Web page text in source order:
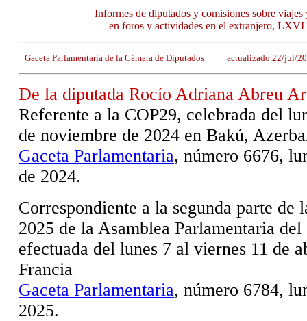
Informes de diputados y comisiones sobre
en foros y actividades en el extranjero, LXVI
Gaceta Parlamentaria de la Cámara de Diputados actualizado 22/jul/
De la diputada Rocío Adriana Abreu
Referente a la COP29, celebrada del
de noviembre de 2024 en Bakú,
Gaceta Parlamentaria, número 6676,
de 2024.
Correspondiente a la segunda parte de
2025 de la Asamblea Parlamentaria
efectuada del lunes 7 al viernes 11 de
Francia
Gaceta Parlamentaria, número 6784,
2025.